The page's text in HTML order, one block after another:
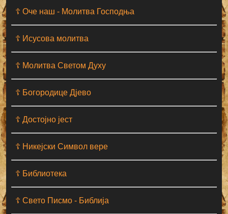
☦ Оче наш - Moлитва Господња
☦ Исусова молитва
☦ Молитва Светом Духу
☦ Богородице Дјево
☦ Достојно јест
☦ Никејски Символ вере
☦ Библиотека
☦ Свето Писмо - Библија